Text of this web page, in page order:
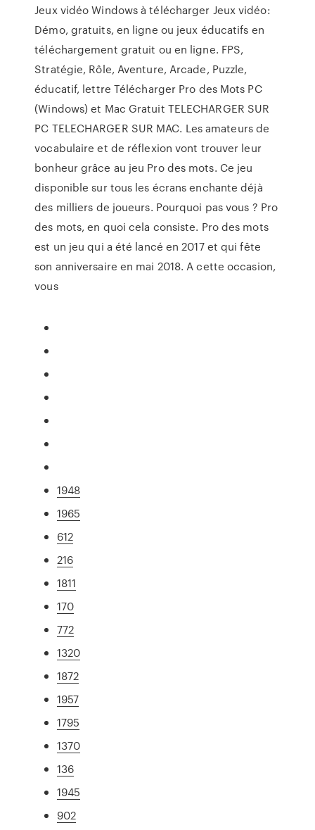
Jeux vidéo Windows à télécharger Jeux vidéo:
Démo, gratuits, en ligne ou jeux éducatifs en
téléchargement gratuit ou en ligne. FPS,
Stratégie, Rôle, Aventure, Arcade, Puzzle,
éducatif, lettre Télécharger Pro des Mots PC
(Windows) et Mac Gratuit TELECHARGER SUR
PC TELECHARGER SUR MAC. Les amateurs de
vocabulaire et de réflexion vont trouver leur
bonheur grâce au jeu Pro des mots. Ce jeu
disponible sur tous les écrans enchante déjà
des milliers de joueurs. Pourquoi pas vous ? Pro
des mots, en quoi cela consiste. Pro des mots
est un jeu qui a été lancé en 2017 et qui fête
son anniversaire en mai 2018. A cette occasion,
vous
1948
1965
612
216
1811
170
772
1320
1872
1957
1795
1370
136
1945
902